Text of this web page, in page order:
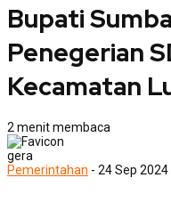
Bupati
Penegerian
Kecamatan
2 menit membaca
gera
Pemerintahan - 24 Sep 2024